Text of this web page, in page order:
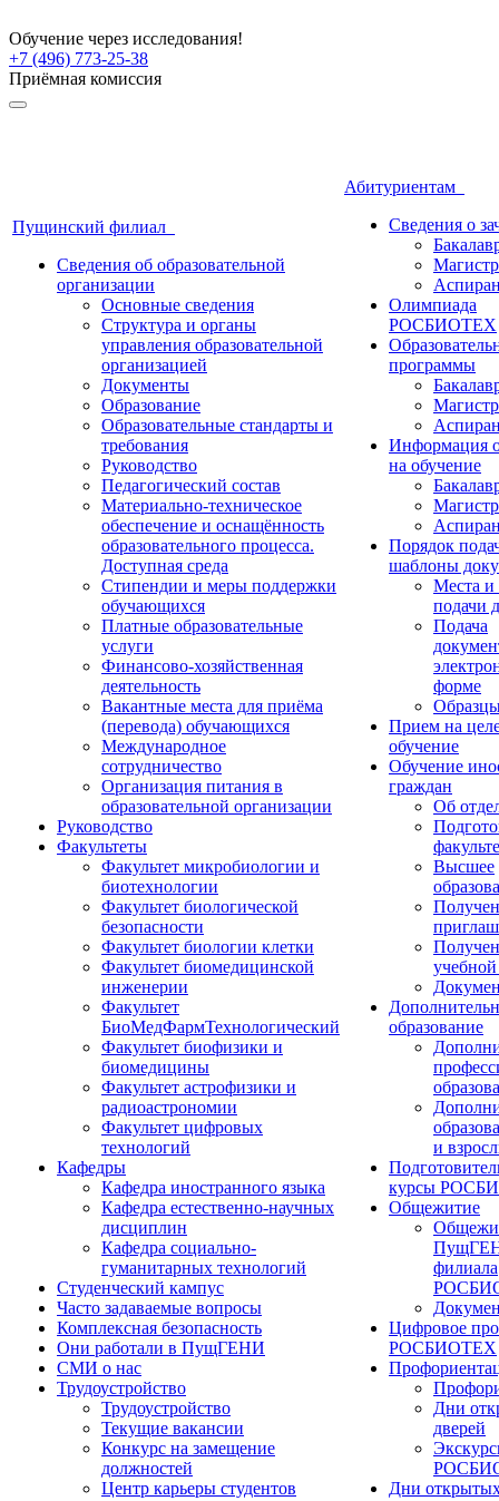
Обучение через исследования!
+7 (496) 773-25-38
Приёмная комиссия
Пущинский филиал
Сведения об образовательной
организации
Основные сведения
Структура и органы
управления образовательной
организацией
Документы
Образование
Образовательные стандарты и
требования
Руководство
Педагогический состав
Материально-техническое
обеспечение и оснащённость
образовательного процесса.
Доступная среда
Стипендии и меры поддержки
обучающихся
Платные образовательные
услуги
Финансово-хозяйственная
деятельность
Вакантные места для приёма
(перевода) обучающихся
Международное
сотрудничество
Организация питания в
образовательной организации
Руководство
Факультеты
Факультет микробиологии и
биотехнологии
Факультет биологической
безопасности
Факультет биологии клетки
Факультет биомедицинской
инженерии
Факультет
БиоМедФармТехнологический
Факультет биофизики и
биомедицины
Факультет астрофизики и
радиоастрономии
Факультет цифровых
технологий
Кафедры
Кафедра иностранного языка
Кафедра естественно-научных
дисциплин
Кафедра социально-
гуманитарных технологий
Студенческий кампус
Часто задаваемые вопросы
Комплексная безопасность
Они работали в ПущГЕНИ
СМИ о нас
Трудоустройство
Трудоустройство
Текущие вакансии
Конкурс на замещение
должностей
Центр карьеры студентов
Абитуриентам
Сведения о
Олимпиада
РОСБИОТЕХ
программы
Информация
на обучение
Порядок
шаблоны
Места и
подачи
Подача
форме
Прием на
обучение
Обучение
граждан
Об
Высшее
образование
и
курсы
Общежитие
филиала
Цифровое
РОСБИОТЕХ
Дни
дверей
Дни